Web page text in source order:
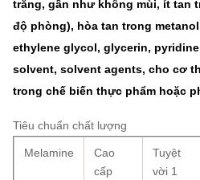
trắng, gần như không mùi, ít tan
độ phòng), hòa tan trong
ethylene glycol, glycerin,
solvent, solvent agents, cho cơ
trong chế biến thực phẩm hoặc
Tiêu chuẩn chất lượng
Melamine
Cao
cấp
Tuyệt
vời 1